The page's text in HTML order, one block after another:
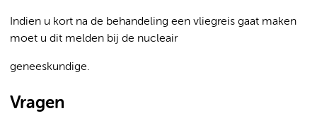
Indien u kort na de behandeling een vliegreis gaat maken
moet u dit melden bij de nucleair
geneeskundige.
Vragen